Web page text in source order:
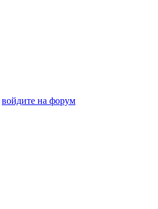
войдите на форум